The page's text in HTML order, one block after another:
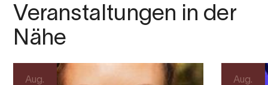
Veranstaltungen in der
Nähe
Aug. Aug.